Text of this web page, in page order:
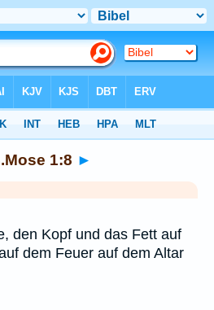
1:8 ►
den Kopf und das Fett auf
dem Feuer auf dem Altar